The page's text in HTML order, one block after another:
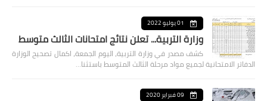
01 يوليو 2022
وزارة التربية... تعلن نتائج امتحانات الثالث متوسط
كشف مصدر في وزارة التربية، اليوم الجمعة، اكمال تصحيح الوزارة
الدفاتر الامتحانية لجميع مواد مرحلة الثالث المتوسط باستثنا…
09 فبراير 2020